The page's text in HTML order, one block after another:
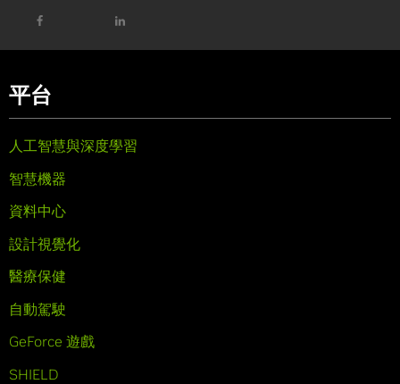
平台
人工智慧與深度學習
智慧機器
資料中心
設計視覺化
醫療保健
自動駕駛
GeForce 遊戲
SHIELD